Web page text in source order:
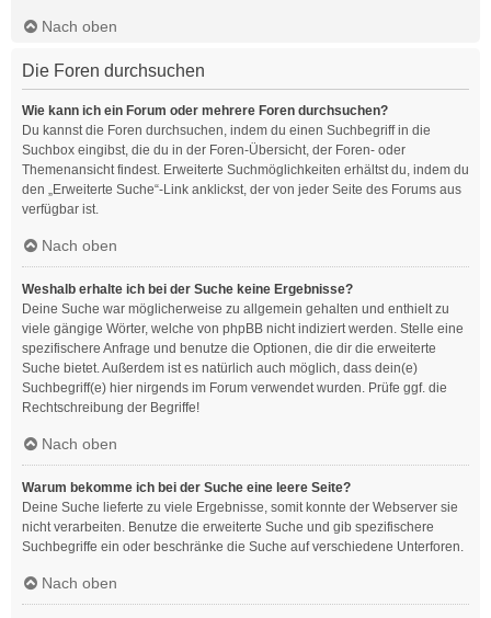
Nach oben
Die Foren durchsuchen
Wie kann ich ein Forum oder mehrere Foren durchsuchen?
Du kannst die Foren durchsuchen, indem du einen Suchbegriff in die
Suchbox eingibst, die du in der Foren-Übersicht, der Foren- oder
Themenansicht findest. Erweiterte Suchmöglichkeiten erhältst du, indem du
den „Erweiterte Suche“-Link anklickst, der von jeder Seite des Forums aus
verfügbar ist.
Nach oben
Weshalb erhalte ich bei der Suche keine Ergebnisse?
Deine Suche war möglicherweise zu allgemein gehalten und enthielt zu
viele gängige Wörter, welche von phpBB nicht indiziert werden. Stelle eine
spezifischere Anfrage und benutze die Optionen, die dir die erweiterte
Suche bietet. Außerdem ist es natürlich auch möglich, dass dein(e)
Suchbegriff(e) hier nirgends im Forum verwendet wurden. Prüfe ggf. die
Rechtschreibung der Begriffe!
Nach oben
Warum bekomme ich bei der Suche eine leere Seite?
Deine Suche lieferte zu viele Ergebnisse, somit konnte der Webserver sie
nicht verarbeiten. Benutze die erweiterte Suche und gib spezifischere
Suchbegriffe ein oder beschränke die Suche auf verschiedene Unterforen.
Nach oben